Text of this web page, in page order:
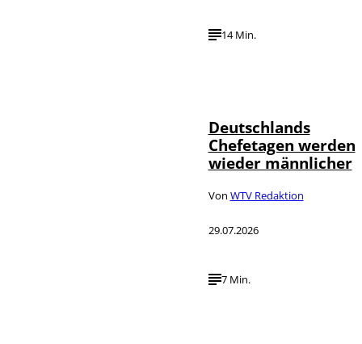
14 Min.
Deutschlands
Chefetagen werden
wieder männlicher
Von WTV Redaktion
29.07.2026
7 Min.